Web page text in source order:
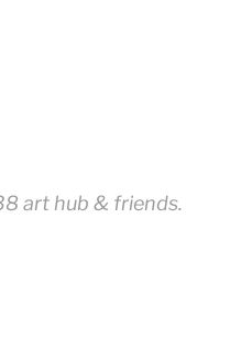
art hub & friends.